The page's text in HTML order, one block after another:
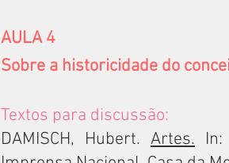
AULA 4
Sobre a historicidade do
Textos para discussão:
DAMISCH, Hubert. Artes.